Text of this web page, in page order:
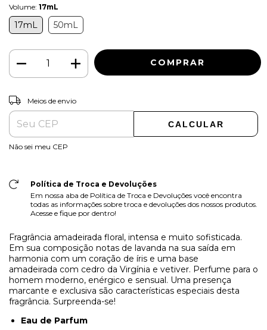
Volume: 17mL
17mL 50mL
Entregas para o CEP:
Meios de envio
CALCULAR
Não sei meu CEP
Política de Troca e Devoluções
Em nossa aba de Política de Troca e Devoluções você encontra
todas as informações sobre troca e devoluções dos nossos produtos.
Acesse e fique por dentro!
Fragrância amadeirada floral, intensa e muito sofisticada.
Em sua composição notas de lavanda na sua saída em
harmonia com um coração de íris e uma base
amadeirada com cedro da Virgínia e vetiver. Perfume para o
homem moderno, enérgico e sensual. Uma presença
marcante e exclusiva são características especiais desta
fragrância. Surpreenda-se!
Eau de Parfum